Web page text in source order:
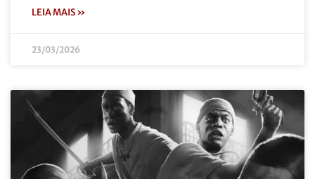
LEIA MAIS »
23/03/2026